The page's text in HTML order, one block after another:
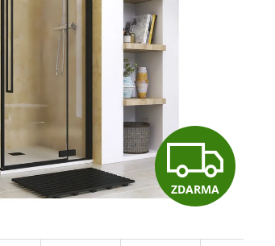
Z
D
ZDARMA